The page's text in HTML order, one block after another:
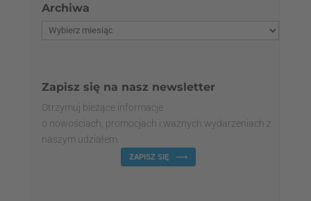
Archiwa
Zapisz się na nasz newsletter
Otrzymuj bieżące informacje
o nowościach, promocjach i ważnych wydarzeniach z
naszym udziałem.
ZAPISZ SIĘ